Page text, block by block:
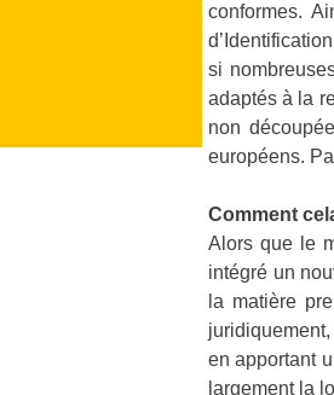
conformes.
si
adaptés à la
non
européens.
Comment
Alors que le
intégré un
la matière
en apportant
largement la